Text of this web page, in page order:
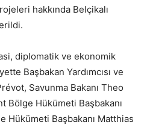
hakkında Belçikalı
diplomatik ve ekonomik
Başbakan Yardımcısı ve
Savunma Bakanı Theo
Bölge Hükümeti Başbakanı
Hükümeti Başbakanı Matthias